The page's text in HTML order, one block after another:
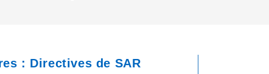
: Directives de SAR